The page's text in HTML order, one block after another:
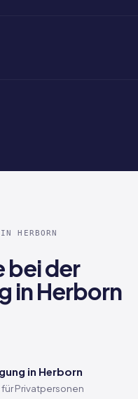
HERBORN
bei der
in Herborn
in Herborn
Privatpersonen